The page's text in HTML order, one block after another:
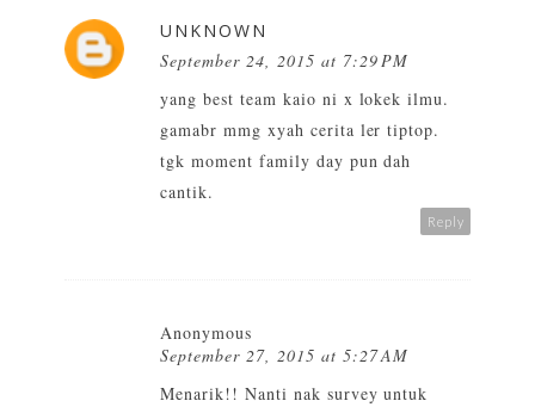
UNKNOWN
September 24, 2015 at 7:29 PM
yang best team kaio ni x lokek ilmu.
gamabr mmg xyah cerita ler tiptop.
tgk moment family day pun dah
cantik.
Reply
Anonymous
September 27, 2015 at 5:27 AM
Menarik!! Nanti nak survey untuk